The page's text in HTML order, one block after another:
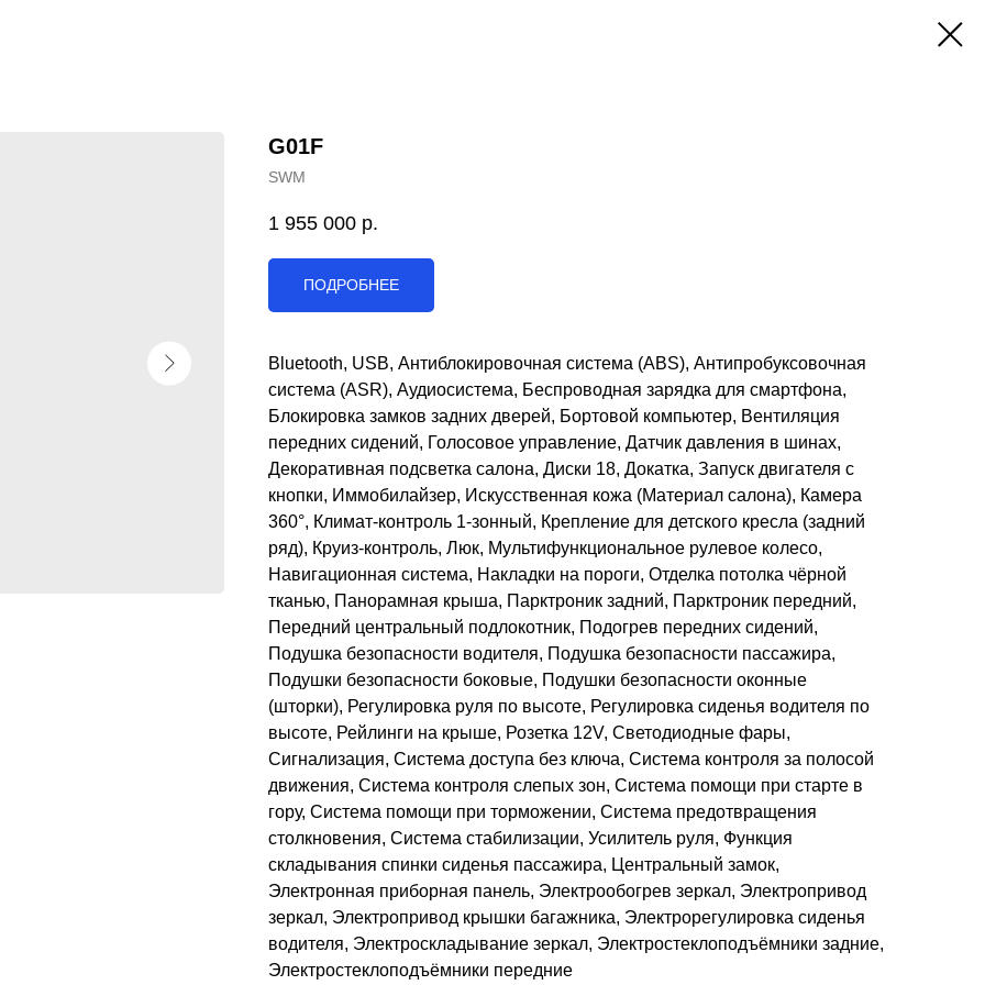
G01F
SWM
1 955 000 р.
ПОДРОБНЕЕ
Bluetooth, USB, Антиблокировочная система (ABS), Антипробуксовочная
система (ASR), Аудиосистема, Беспроводная зарядка для смартфона,
Блокировка замков задних дверей, Бортовой компьютер, Вентиляция
передних сидений, Голосовое управление, Датчик давления в шинах,
Декоративная подсветка салона, Диски 18, Докатка, Запуск двигателя с
кнопки, Иммобилайзер, Искусственная кожа (Материал салона), Камера
360°, Климат-контроль 1-зонный, Крепление для детского кресла (задний
ряд), Круиз-контроль, Люк, Мультифункциональное рулевое колесо,
Навигационная система, Накладки на пороги, Отделка потолка чёрной
тканью, Панорамная крыша, Парктроник задний, Парктроник передний,
Передний центральный подлокотник, Подогрев передних сидений,
Подушка безопасности водителя, Подушка безопасности пассажира,
Подушки безопасности боковые, Подушки безопасности оконные
(шторки), Регулировка руля по высоте, Регулировка сиденья водителя по
высоте, Рейлинги на крыше, Розетка 12V, Светодиодные фары,
Сигнализация, Система доступа без ключа, Система контроля за полосой
движения, Система контроля слепых зон, Система помощи при старте в
гору, Система помощи при торможении, Система предотвращения
столкновения, Система стабилизации, Усилитель руля, Функция
складывания спинки сиденья пассажира, Центральный замок,
Электронная приборная панель, Электрообогрев зеркал, Электропривод
зеркал, Электропривод крышки багажника, Электрорегулировка сиденья
водителя, Электроскладывание зеркал, Электростеклоподъёмники задние,
Электростеклоподъёмники передние